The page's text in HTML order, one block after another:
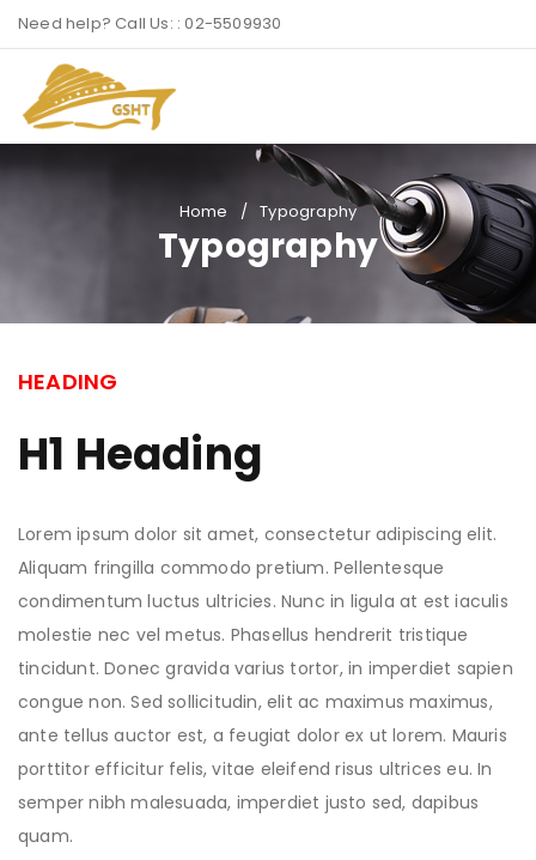
Need help? Call Us: : 02-5509930
Home / Typography
Typography
HEADING
H1 Heading
Lorem ipsum dolor sit amet, consectetur adipiscing elit.
Aliquam fringilla commodo pretium. Pellentesque
condimentum luctus ultricies. Nunc in ligula at est iaculis
molestie nec vel metus. Phasellus hendrerit tristique
tincidunt. Donec gravida varius tortor, in imperdiet sapien
congue non. Sed sollicitudin, elit ac maximus maximus,
ante tellus auctor est, a feugiat dolor ex ut lorem. Mauris
porttitor efficitur felis, vitae eleifend risus ultrices eu. In
semper nibh malesuada, imperdiet justo sed, dapibus
quam.